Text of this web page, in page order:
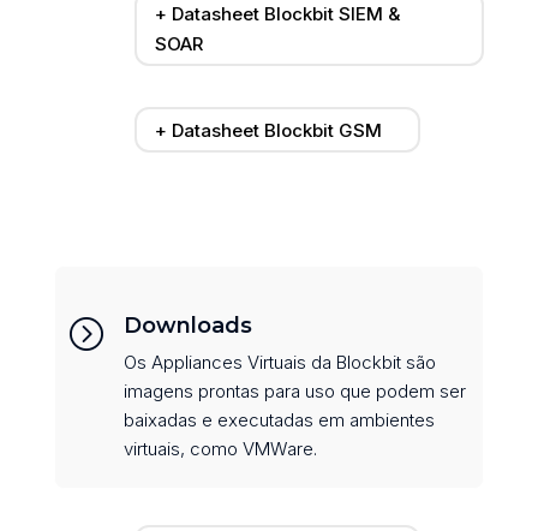
+ Datasheet Blockbit SIEM &
SOAR
+ Datasheet Blockbit GSM
= Downloads
Os Appliances Virtuais da Blockbit são
imagens prontas para uso que podem ser
baixadas e executadas em ambientes
virtuais, como VMWare.